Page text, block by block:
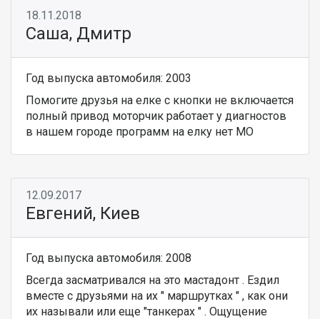
18.11.2018
Саша, Дмитр
Год выпуска автомобиля: 2003
Помогите друзья на елке с кнопки не включается
полный привод моторчик работает у диагностов
в нашем городе программ на елку нет МО
12.09.2017
Евгений, Киев
Год выпуска автомобиля: 2008
Всегда засматривался на это мастадонт . Ездил
вместе с друзьями на их " маршрутках " , как они
их называли или еще "танкерах " . Ощущение